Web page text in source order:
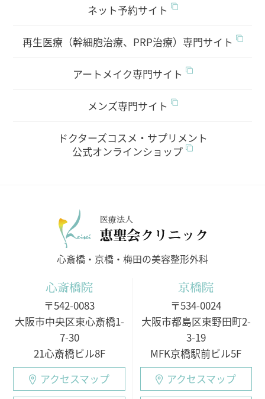
ネット予約サイト
再生医療（幹細胞治療、PRP治療）専門サイト
アートメイク専門サイト
メンズ専門サイト
ドクターズコスメ・サプリメント
公式オンラインショップ
医療法人
心斎橋・京橋・梅田の美容整形外科
心斎橋院
〒542-0083
大阪市中央区東心斎橋1-
7-30
21心斎橋ビル8F
アクセスマップ
京橋院
〒534-0024
大阪市都島区東野田町2-
3-19
MFK京橋駅前ビル5F
アクセスマップ